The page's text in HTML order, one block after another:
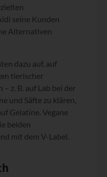
seine Kunden
Alternativen
dazu auf, auf
tierischer
z. B. auf Lab bei der
und Säfte zu klären,
Gelatine. Vegane
beiden
mit dem V-Label.